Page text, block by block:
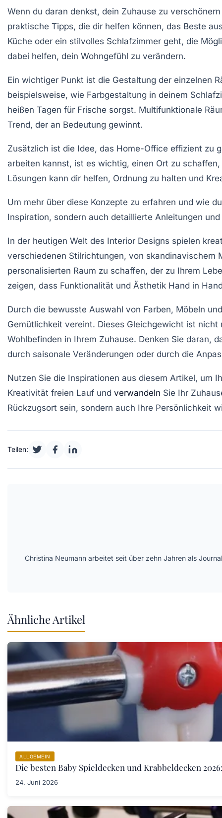
Wenn du daran denkst, dein Zuhause zu
praktische Tipps, die dir helfen können, das Beste
Küche oder ein stilvolles Schlafzimmer geht, die
dabei helfen, dein Wohngefühl zu verändern.
Ein wichtiger Punkt ist die Gestaltung der einzelnen
beispielsweise, wie Farbgestaltung in deinem
heißen Tagen für Frische sorgst. Multifunktionale
Trend, der an Bedeutung gewinnt.
Zusätzlich ist die Idee, das Home-Office effizient zu
arbeiten kannst, ist es wichtig, einen Ort zu
Lösungen kann dir helfen, Ordnung zu halten und
Um mehr über diese Konzepte zu erfahren und wie
Inspiration, sondern auch detaillierte Anleitungen
In der heutigen Welt des Interior Designs spielen
verschiedenen Stilrichtungen, von skandinavischem
personalisierten Raum zu schaffen, der zu Ihrem
zeigen, dass Funktionalität und Ästhetik Hand in
Durch die bewusste Auswahl von Farben, Möbeln
Gemütlichkeit vereint. Dieses Gleichgewicht ist
Wohlbefinden in Ihrem Zuhause. Denken Sie daran,
durch saisonale Veränderungen oder durch die
Nutzen Sie die Inspirationen aus diesem Artikel, um
Kreativität freien Lauf und verwandeln Sie Ihr
Rückzugsort sein, sondern auch Ihre Persönlichkeit
Teilen:
Christina Neumann arbeitet seit über zehn Jahren als
Ähnliche Artikel
ALLGEMEIN
Die besten Baby Spieldecken und Krabbeldecken
24. Juni 2026